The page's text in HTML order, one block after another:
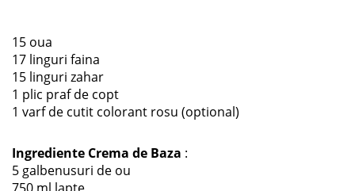
15 oua
17 linguri faina
15 linguri zahar
1 plic praf de copt
1 varf de cutit colorant rosu (optional)
Ingrediente Crema de Baza :
5 galbenusuri de ou